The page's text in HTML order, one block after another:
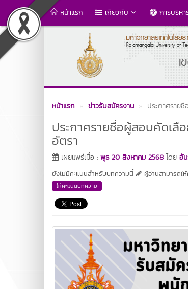
หน้าแรก เกี่ยวกับ การบริหา
หน้าแรก ข่าวรับสมัครงาน ประกาศราย
ประกาศรายชื่อผู้สอบคัดเลื
อัตรา
เผยแพร่เมื่อ : พุธ 20 สิงหาคม 2568 โดย อั
ยังไม่มีคะแนนสำหรับบทความนี้
ผู้อ่านสามารถใ
ให้คะแนนบทความ